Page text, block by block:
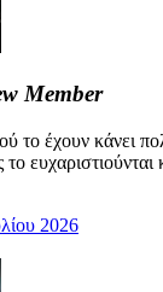
Member
το έχουν κάνει
ευχαριστιούνται
2026